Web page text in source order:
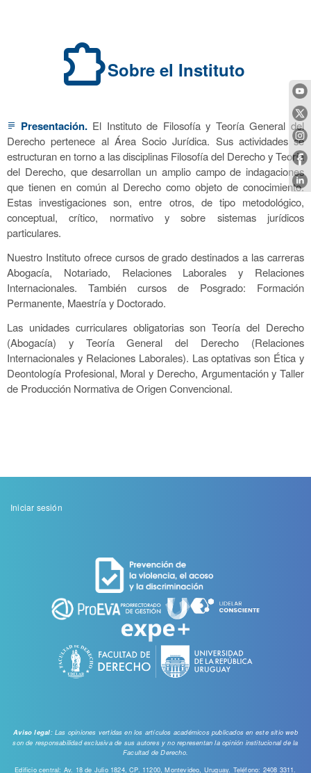
extensionSobre el Instituto
subject Presentación.El Instituto de Filosofía y Teoría General del
Derecho pertenece al Área Socio Jurídica. Sus actividades se
estructuran en torno a las disciplinas Filosofía del Derecho y Teoría
del Derecho, que desarrollan un amplio campo de indagaciones
que tienen en común al Derecho como objeto de conocimiento.
Estas investigaciones son, entre otros, de tipo metodológico,
conceptual, crítico, normativo y sobre sistemas jurídicos
particulares.
Nuestro Instituto ofrece cursos de grado destinados a las carreras
Abogacía, Notariado, Relaciones Laborales y Relaciones
Internacionales. También cursos de Posgrado: Formación
Permanente, Maestría y Doctorado.
Las unidades curriculares obligatorias son Teoría del Derecho
(Abogacía) y Teoría General del Derecho (Relaciones
Internacionales y Relaciones Laborales). Las optativas son Ética y
Deontología Profesional, Moral y Derecho, Argumentación y Taller
de Producción Normativa de Origen Convencional.
Menu
Iniciar sesión
Aviso legal: Las opiniones vertidas en los artículos académicos publicados en este sitio web
son de responsabilidad exclusiva de sus autores y no representan la opinión institucional de la
Facultad de Derecho.
Edificio central: Av. 18 de Julio 1824, CP. 11200, Montevideo, Uruguay. Teléfono: 2408 3311.